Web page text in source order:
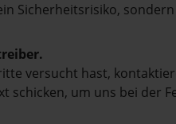
Sicherheitsrisiko,
versucht hast,
schicken, um uns bei der